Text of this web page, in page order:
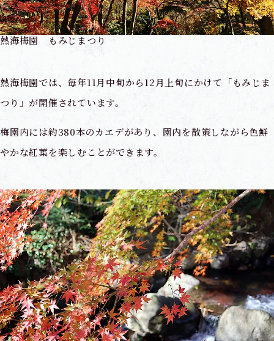
熱海梅園 もみじまつり
熱海梅園では、毎年11月中旬から12月上旬にかけて「もみじま
つり」が開催されています。
梅園内には約380本のカエデがあり、園内を散策しながら色鮮
やかな紅葉を楽しむことができます。